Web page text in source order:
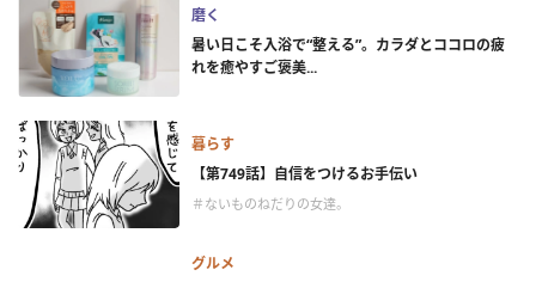
磨く
暑い日こそ入浴で“整える”。カラダとココロの疲
れを癒やすご褒美...
暮らす
【第749話】自信をつけるお手伝い
＃ないものねだりの女達。
グルメ